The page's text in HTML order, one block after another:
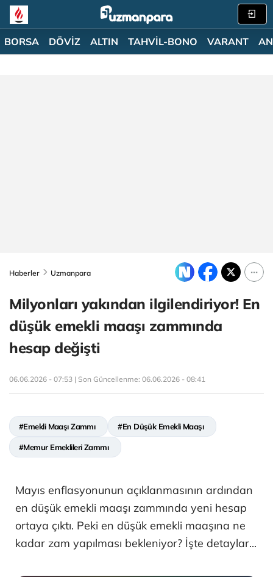
BORSA DÖVİZ ALTIN TAHVİL-BONO VARANT
Haberler Uzmanpara
Milyonları yakından ilgilendiriyor! En
düşük emekli maaşı zammında
hesap değişti
06.06.2026 - 07:53 | Son Güncellenme: 06.06.2026 - 08:41
#Emekli Maaşı Zammı #En Düşük Emekli Maaşı
#Memur Emeklileri Zammı
Mayıs enflasyonunun açıklanmasının ardından
en düşük emekli maaşı zammında yeni hesap
ortaya çıktı. Peki en düşük emekli maaşına ne
kadar zam yapılması bekleniyor? İşte detaylar...